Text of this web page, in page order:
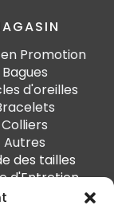
en Promotion
Bagues
d'oreilles
Colliers
Autres
des tailles
d'Entretien